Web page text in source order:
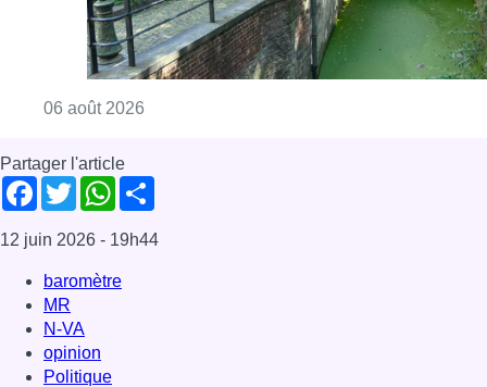
06 août 2026
Partager l'article
Facebook
TwitterWhatsApp
12 juin 2026 - 19h44
baromètre
MR
N-VA
opinion
Politique